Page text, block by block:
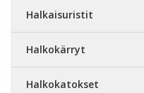
Halkaisuristit
Halkokärryt
Halkokatokset